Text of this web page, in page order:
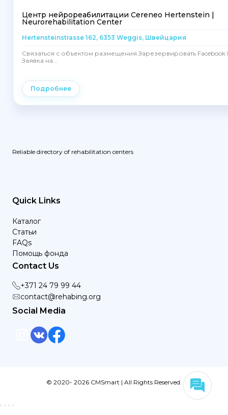
Центр нейрореабилитации Cereneo Hertenstein |
Neurorehabilitation Center
Hertensteinstrasse 162, 6353 Weggis, Швейцария
Связаться с объектом размещения Зарезервировать Facebook
Заявка на...
Подробнее
Reliable directory of rehabilitation centers
Quick Links
Каталог
Статьи
FAQs
Помощь фонда
Contact Us
+371 24 79 99 44
contact@rehabing.org
Social Media
© 2020- 2026 CMSmart | All Rights Reserved.